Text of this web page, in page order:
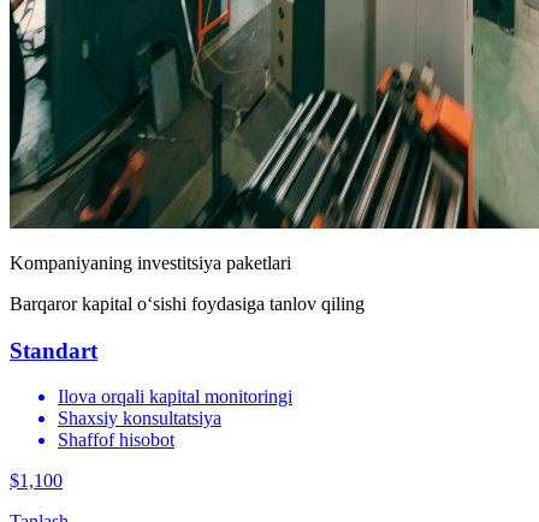
Kompaniyaning investitsiya paketlari
Barqaror kapital o‘sishi foydasiga tanlov qiling
Standart
Ilova orqali kapital monitoringi
Shaxsiy konsultatsiya
Shaffof hisobot
$1,100